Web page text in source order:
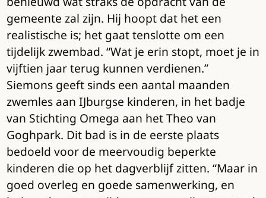
gemeente zal zijn. Hij hoopt dat het een
realistische is; het gaat tenslotte om een
tijdelijk zwembad. “Wat je erin stopt, moet je in
vijftien jaar terug kunnen verdienen.”
Siemons geeft sinds een aantal maanden
zwemles aan IJburgse kinderen, in het badje
van Stichting Omega aan het Theo van
Goghpark. Dit bad is in de eerste plaats
bedoeld voor de meervoudig beperkte
kinderen die op het dagverblijf zitten. “Maar in
goed overleg en goede samenwerking, en